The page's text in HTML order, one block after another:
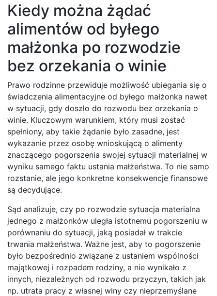
Kiedy można żądać
alimentów od byłego
małżonka po rozwodzie
bez orzekania o winie
Prawo rodzinne przewiduje możliwość ubiegania się o
świadczenia alimentacyjne od byłego małżonka nawet
w sytuacji, gdy doszło do rozwodu bez orzekania o
winie. Kluczowym warunkiem, który musi zostać
spełniony, aby takie żądanie było zasadne, jest
wykazanie przez osobę wnioskującą o alimenty
znaczącego pogorszenia swojej sytuacji materialnej w
wyniku samego faktu ustania małżeństwa. To nie samo
rozstanie, ale jego konkretne konsekwencje finansowe
są decydujące.
Sąd analizuje, czy po rozwodzie sytuacja materialna
jednego z małżonków uległa istotnemu pogorszeniu w
porównaniu do sytuacji, jaką posiadał w trakcie
trwania małżeństwa. Ważne jest, aby to pogorszenie
było bezpośrednio związane z ustaniem wspólności
majątkowej i rozpadem rodziny, a nie wynikało z
innych, niezależnych od rozwodu przyczyn, takich jak
np. utrata pracy z własnej winy czy nieprzemyślane